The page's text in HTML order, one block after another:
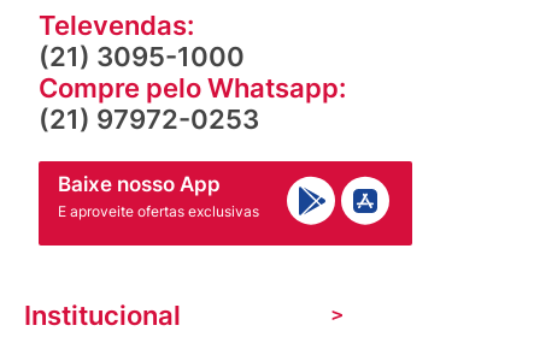
Televendas:
(21) 3095-1000
Compre pelo Whatsapp:
(21) 97972-0253
Baixe nosso App
E aproveite ofertas exclusivas
Institucional